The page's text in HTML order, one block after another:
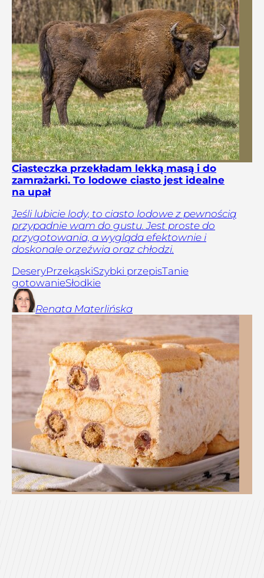
Ciasteczka przekładam lekką masą i do
zamrażarki. To lodowe ciasto jest idealne
na upał
Jeśli lubicie lody, to ciasto lodowe z pewnością
przypadnie wam do gustu. Jest proste do
przygotowania, a wygląda efektownie i
doskonale orzeźwia oraz chłodzi.
DeseryPrzekąskiSzybki przepisTanie
gotowanieSłodkie
Renata Materlińska